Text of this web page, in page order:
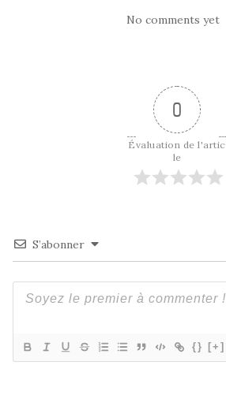
No comments yet
0
Évaluation de l'artic
le
S’abonner
{} [+]